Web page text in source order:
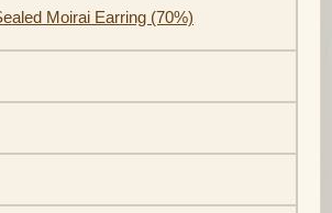
Moirai Earring (70%)